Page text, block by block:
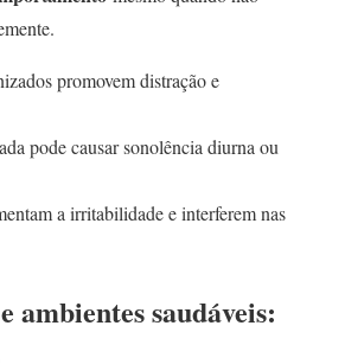
promovem distração e
pode causar sonolência diurna ou
a irritabilidade e interferem nas
ambientes saudáveis: